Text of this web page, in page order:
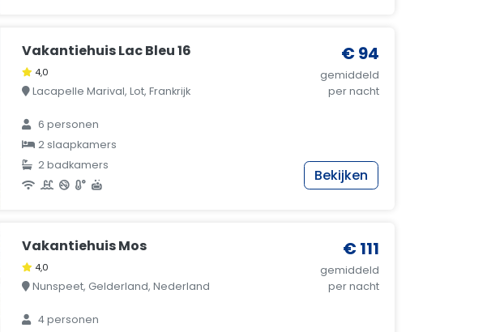
Vakantiehuis Lac Bleu 16
4,0
Lacapelle Marival, Lot, Frankrijk
6 personen
2 slaapkamers
2 badkamers
€ 94
gemiddeld
per nacht
Bekijken
Vakantiehuis Mos
4,0
Nunspeet, Gelderland, Nederland
4 personen
€ 111
gemiddeld
per nacht